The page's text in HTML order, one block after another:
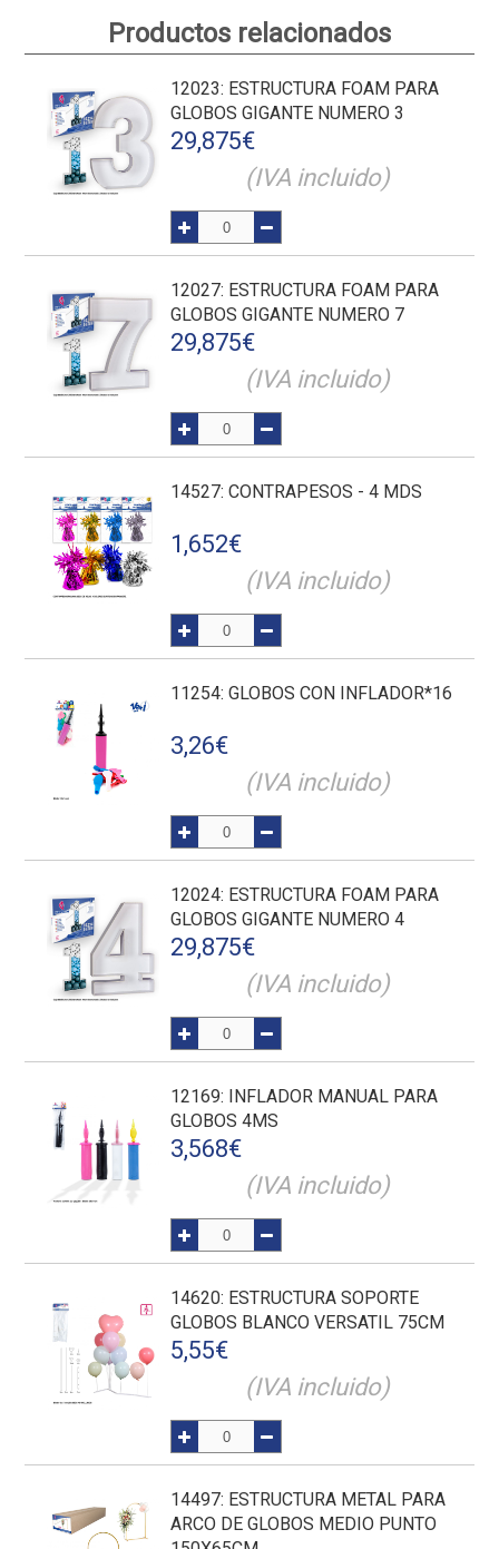
Productos relacionados
12023: ESTRUCTURA FOAM PARA
GLOBOS GIGANTE NUMERO 3
29,875€
(IVA incluido)
12027: ESTRUCTURA FOAM PARA
GLOBOS GIGANTE NUMERO 7
29,875€
(IVA incluido)
14527: CONTRAPESOS - 4 MDS
1,652€
(IVA incluido)
11254: GLOBOS CON INFLADOR*16
3,26€
(IVA incluido)
12024: ESTRUCTURA FOAM PARA
GLOBOS GIGANTE NUMERO 4
29,875€
(IVA incluido)
12169: INFLADOR MANUAL PARA
GLOBOS 4MS
3,568€
(IVA incluido)
14620: ESTRUCTURA SOPORTE
GLOBOS BLANCO VERSATIL 75CM
5,55€
(IVA incluido)
14497: ESTRUCTURA METAL PARA
ARCO DE GLOBOS MEDIO PUNTO